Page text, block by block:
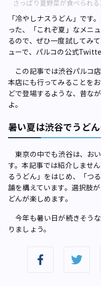
さっぱり夏野菜が食べられ
「冷やしナスうどん」です
った、「これぞ夏」なメニ
るので、ぜひ一度試してみ
ューで、パルコの公式
この記事では渋谷パルコ
本店にも行ってみることを
どで登場するような、昔な
よ。
暑い夏は渋谷でうど
東京の中でも渋谷は、お
す。本記事では紹介しませ
るうどん」をはじめ、「つ
舗を構えています。選択肢
どんが楽しめます。
今年も暑い日が続きそう
りましょう。